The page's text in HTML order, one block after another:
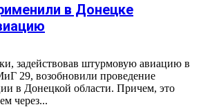
в Донецке
задействовав штурмовую авиацию в
29, возобновили проведение
в Донецкой области. Причем, это
через...